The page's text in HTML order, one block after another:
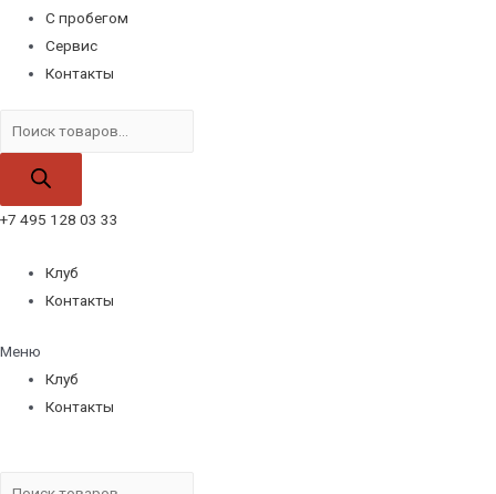
С пробегом
Сервис
Контакты
товаров
+7 495 128 03 33
Клуб
Контакты
Меню
Клуб
Контакты